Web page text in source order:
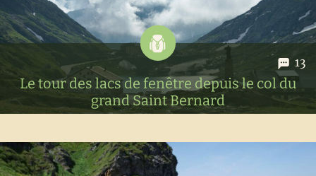
13
Le tour des lacs de fenêtre depuis le col du
grand Saint Bernard
Une idée de randonnée à cheval entre la Suisse et l'Italie
pour aller découvrir les magnifiques lacs de montagne de